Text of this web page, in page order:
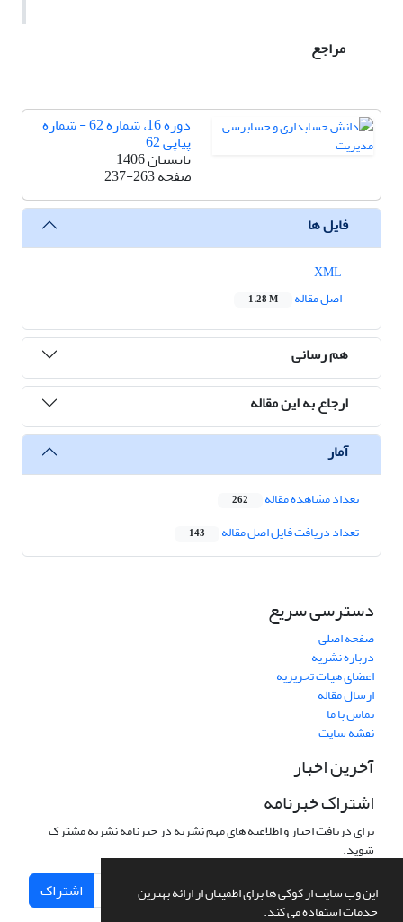
این وب سایت از کوکی ها برای اطمینان از ارائه بهترین
خدمات استفاده می کند.
مراجع
دوره 16، شماره 62 - شماره
پیاپی 62
تابستان 1406
صفحه237-263
فایل ها
اصل مقاله
1.28 M
هم رسانی
ارجاع به این مقاله
آمار
تعداد مشاهده مقاله 262
تعداد دریافت فایل اصل مقاله 143
دسترسی سریع
صفحه اصلی
درباره نشریه
اعضای هیات تحریریه
ارسال مقاله
تماس با ما
نقشه سایت
آخرین اخبار
اشتراک خبرنامه
برای دریافت اخبار و اطلاعیه های مهم نشریه در خبرنامه نشریه مشترک
شوید.
اشتراک